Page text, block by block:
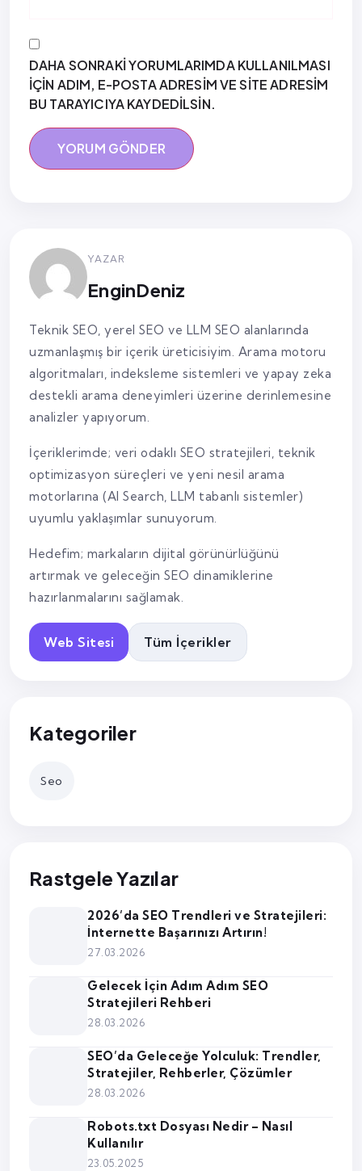
DAHA SONRAKI YORUMLARIMDA KULLANILMASI
IÇIN ADIM, E-POSTA ADRESIM VE SITE ADRESIM
BU TARAYICIYA KAYDEDILSIN.
YAZAR
EnginDeniz
Teknik SEO, yerel SEO ve LLM SEO alanlarında
uzmanlaşmış bir içerik üreticisiyim. Arama motoru
algoritmaları, indeksleme sistemleri ve yapay zeka
destekli arama deneyimleri üzerine derinlemesine
analizler yapıyorum.
İçeriklerimde; veri odaklı SEO stratejileri, teknik
optimizasyon süreçleri ve yeni nesil arama
motorlarına (AI Search, LLM tabanlı sistemler)
uyumlu yaklaşımlar sunuyorum.
Hedefim; markaların dijital görünürlüğünü
artırmak ve geleceğin SEO dinamiklerine
hazırlanmalarını sağlamak.
Web Sitesi Tüm İçerikler
Kategoriler
Seo
Rastgele Yazılar
2026’da SEO Trendleri ve Stratejileri:
İnternette Başarınızı Artırın!
27.03.2026
Gelecek İçin Adım Adım SEO
Stratejileri Rehberi
28.03.2026
SEO’da Geleceğe Yolculuk: Trendler,
Stratejiler, Rehberler, Çözümler
28.03.2026
Robots.txt Dosyası Nedir – Nasıl
Kullanılır
23.05.2025